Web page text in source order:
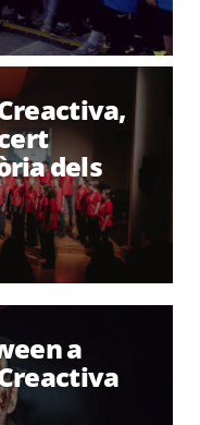
dels
a